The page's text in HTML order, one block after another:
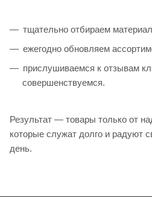
тщательно отбираем
ежегодно обновляем
прислушиваемся к отзывам
совершенствуемся.
Результат — товары только от
которые служат долго и радуют
день.